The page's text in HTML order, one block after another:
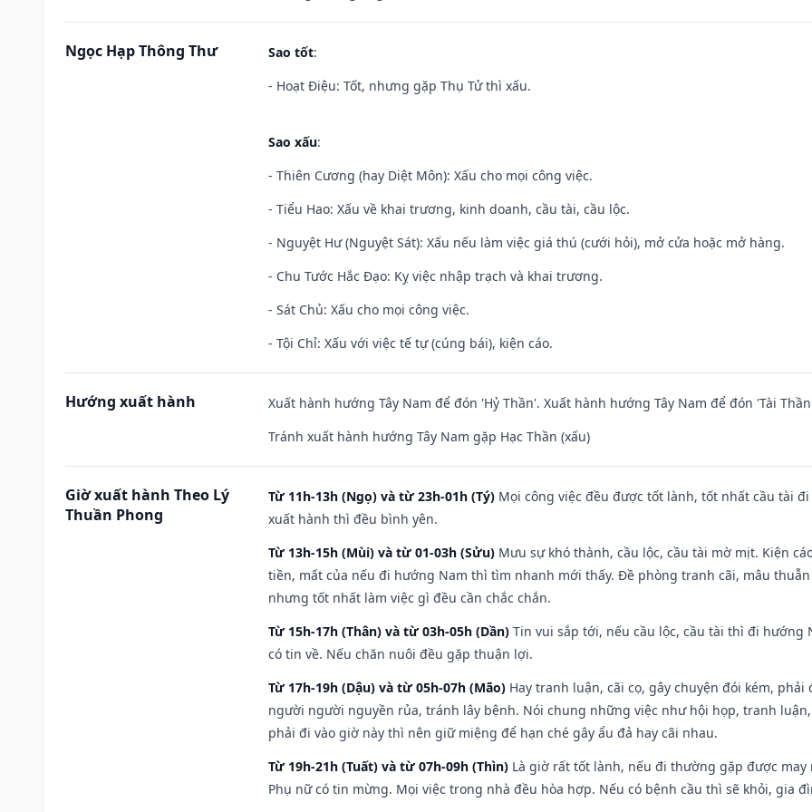
Ngọc Hạp Thông Thư Sao tốt:
- Hoạt Điệu: Tốt, nhưng gặp Thụ Tử thì xấu.
Sao xấu:
- Thiên Cương (hay Diệt Môn): Xấu cho mọi công việc.
- Tiểu Hao: Xấu về khai trương, kinh doanh, cầu tài, cầu lộc.
- Nguyệt Hư (Nguyệt Sát): Xấu nếu làm việc giá thú (cưới hỏi), mở cửa hoặc mở hàng.
- Chu Tước Hắc Đạo: Kỵ việc nhập trạch và khai trương.
- Sát Chủ: Xấu cho mọi công việc.
- Tội Chỉ: Xấu với việc tế tự (cúng bái), kiện cáo.
Hướng xuất hành
Xuất hành hướng Tây Nam để đón 'Hỷ Thần'. Xuất hành hướng Tây Nam để đón 'Tài
Tránh xuất hành hướng Tây Nam gặp Hạc Thần (xấu)
Giờ xuất hành Theo Lý
Thuần Phong
Từ 11h-13h (Ngọ) và từ 23h-01h (Tý) Mọi công việc đều được tốt lành, tốt nhất cầu tài
xuất hành thì đều bình yên.
Từ 13h-15h (Mùi) và từ 01-03h (Sửu) Mưu sự khó thành, cầu lộc, cầu tài mờ mịt. Kiện
tiền, mất của nếu đi hướng Nam thì tìm nhanh mới thấy. Đề phòng tranh cãi, mâu
nhưng tốt nhất làm việc gì đều cần chắc chắn.
Từ 15h-17h (Thân) và từ 03h-05h (Dần) Tin vui sắp tới, nếu cầu lộc, cầu tài thì đi
có tin về. Nếu chăn nuôi đều gặp thuận lợi.
Từ 17h-19h (Dậu) và từ 05h-07h (Mão) Hay tranh luận, cãi cọ, gây chuyện đói kém,
người người nguyền rủa, tránh lây bệnh. Nói chung những việc như hội họp, tranh
phải đi vào giờ này thì nên giữ miệng để hạn ché gây ẩu đả hay cãi nhau.
Từ 19h-21h (Tuất) và từ 07h-09h (Thìn) Là giờ rất tốt lành, nếu đi thường gặp được
Phụ nữ có tin mừng. Mọi việc trong nhà đều hòa hợp. Nếu có bệnh cầu thì sẽ khỏi, gia